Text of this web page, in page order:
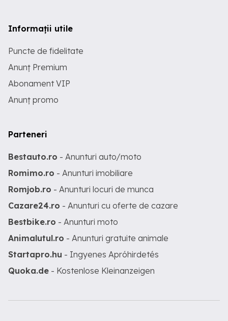
Informații utile
Puncte de fidelitate
Anunț Premium
Abonament VIP
Anunț promo
Parteneri
Bestauto.ro - Anunturi auto/moto
Romimo.ro - Anunturi imobiliare
Romjob.ro - Anunturi locuri de munca
Cazare24.ro - Anunturi cu oferte de cazare
Bestbike.ro - Anunturi moto
Animalutul.ro - Anunturi gratuite animale
Startapro.hu - Ingyenes Apróhirdetés
Quoka.de - Kostenlose Kleinanzeigen